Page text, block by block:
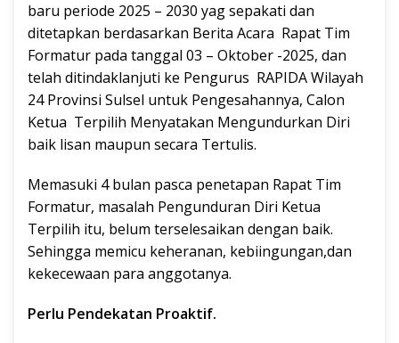
baru periode 2025 – 2030 yag sepakati dan
ditetapkan berdasarkan Berita Acara Rapat Tim
Formatur pada tanggal 03 – Oktober -2025, dan
telah ditindaklanjuti ke Pengurus RAPIDA Wilayah
24 Provinsi Sulsel untuk Pengesahannya, Calon
Ketua Terpilih Menyatakan Mengundurkan Diri
baik lisan maupun secara Tertulis.
Memasuki 4 bulan pasca penetapan Rapat Tim
Formatur, masalah Pengunduran Diri Ketua
Terpilih itu, belum terselesaikan dengan baik.
Sehingga memicu keheranan, kebiingungan,dan
kekecewaan para anggotanya.
Perlu Pendekatan Proaktif.